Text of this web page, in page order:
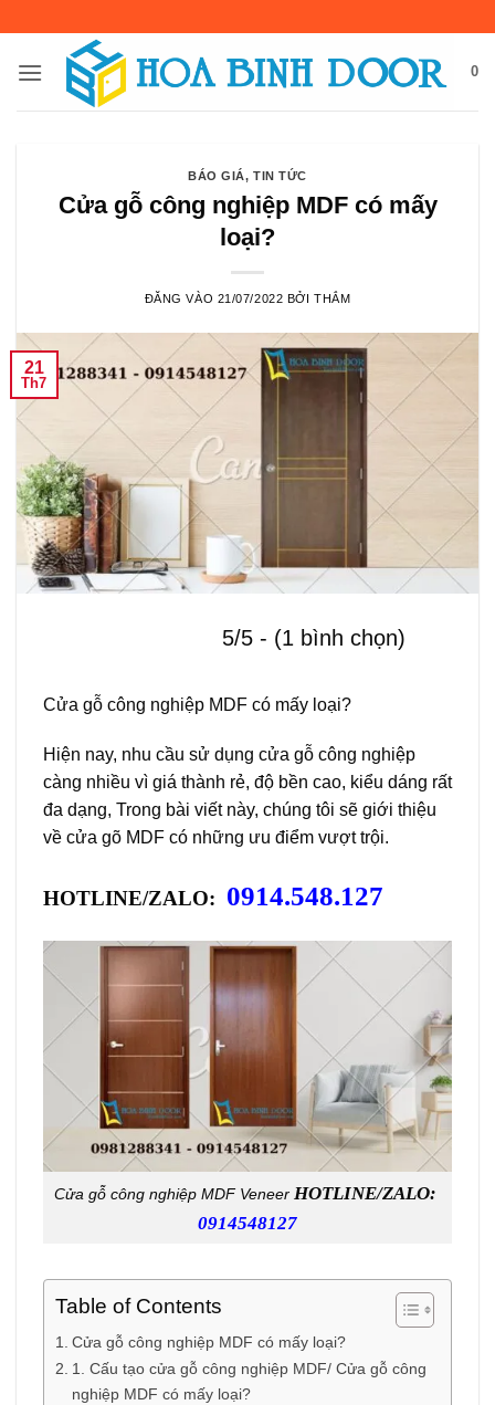
nội
0
BÁO GIÁ,TIN TỨC
Cửa gỗ công nghiệp MDF có mấy
loại?
ĐĂNG VÀO 21/07/2022 BỞITHẮM
21
Th7
5/5 - (1 bình chọn)
Cửa gỗ công nghiệp MDF có mấy loại?
Hiện nay, nhu cầu sử dụng cửa gỗ công nghiệp
càng nhiều vì giá thành rẻ, độ bền cao, kiểu dáng rất
đa dạng, Trong bài viết này, chúng tôi sẽ giới thiệu
về cửa gõ MDF có những ưu điểm vượt trội.
HOTLINE/ZALO: 0914.548.127
Cửa gỗ công nghiệp MDF Veneer HOTLINE/ZALO:
0914548127
Table of Contents
Cửa gỗ công nghiệp MDF có mấy loại?
1. Cấu tạo cửa gỗ công nghiệp MDF/ Cửa gỗ công
nghiệp MDF có mấy loại?